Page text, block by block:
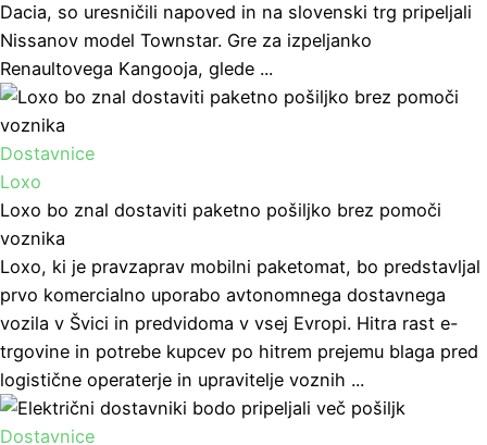
Dacia, so uresničili napoved in na slovenski trg pripeljali
Nissanov model Townstar. Gre za izpeljanko
Renaultovega Kangooja, glede ...
Dostavnice
Loxo
Loxo bo znal dostaviti paketno pošiljko brez pomoči
voznika
Loxo, ki je pravzaprav mobilni paketomat, bo predstavljal
prvo komercialno uporabo avtonomnega dostavnega
vozila v Švici in predvidoma v vsej Evropi. Hitra rast e-
trgovine in potrebe kupcev po hitrem prejemu blaga pred
logistične operaterje in upravitelje voznih ...
Dostavnice